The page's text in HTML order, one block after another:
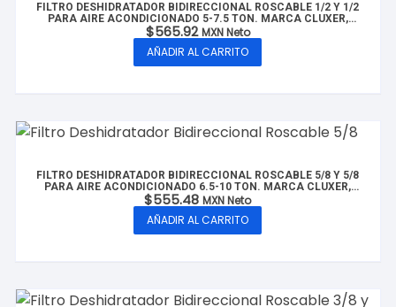
FILTRO DESHIDRATADOR BIDIRECCIONAL ROSCABLE 1/2 Y 1/2
PARA AIRE ACONDICIONADO 5-7.5 TON. MARCA CLUXER,
MODELO: CX-FBDR1/2-7.5T
$565.92 MXN Neto
AÑADIR AL CARRITO
FILTRO DESHIDRATADOR BIDIRECCIONAL ROSCABLE 5/8 Y 5/8
PARA AIRE ACONDICIONADO 6.5-10 TON. MARCA CLUXER,
MODELO: CX-FBDR5/8-10T
$555.48 MXN Neto
AÑADIR AL CARRITO